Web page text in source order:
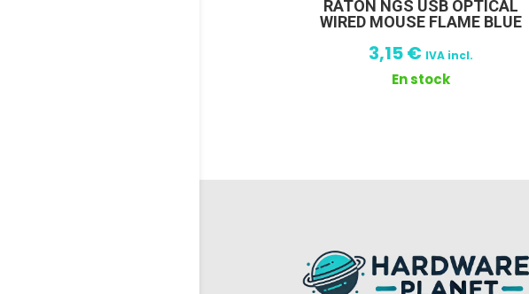
RATON NGS USB OPTICAL
WIRED MOUSE FLAME BLUE
3,15€ IVA incl.
En stock